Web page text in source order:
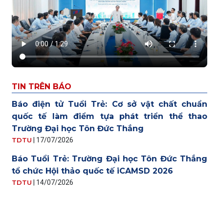
TIN TRÊN BÁO
Báo điện tử Tuổi Trẻ: Cơ sở vật chất chuẩn
quốc tế làm điểm tựa phát triển thể thao
Trường Đại học Tôn Đức Thắng
TDTU 17/07/2026
Báo Tuổi Trẻ: Trường Đại học Tôn Đức Thắng
tổ chức Hội thảo quốc tế iCAMSD 2026
TDTU 14/07/2026